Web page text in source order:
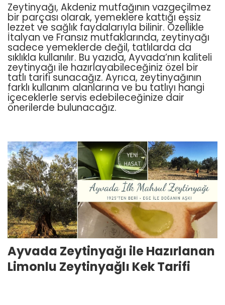
Zeytinyağı, Akdeniz mutfağının vazgeçilmez
bir parçası olarak, yemeklere kattığı eşsiz
lezzet ve sağlık faydalarıyla bilinir. Özellikle
İtalyan ve Fransız mutfaklarında, zeytinyağı
sadece yemeklerde değil, tatlılarda da
sıklıkla kullanılır. Bu yazıda, Ayvada’nın kaliteli
zeytinyağı ile hazırlayabileceğiniz özel bir
tatlı tarifi sunacağız. Ayrıca, zeytinyağının
farklı kullanım alanlarına ve bu tatlıyı hangi
içeceklerle servis edebileceğinize dair
önerilerde bulunacağız.
Ayvada Zeytinyağı ile Hazırlanan
Limonlu Zeytinyağlı Kek Tarifi